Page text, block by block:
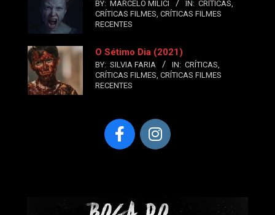
BY: MARCELO MILICI IN: CRÍTICAS,
CRÍTICAS FILMES, CRÍTICAS FILMES
RECENTES
O Sétimo Dia (2021)
BY: SILVIA FARIA IN: CRÍTICAS,
CRÍTICAS FILMES, CRÍTICAS FILMES
RECENTES